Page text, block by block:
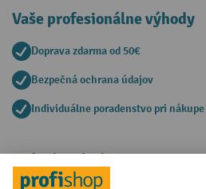
Vaše profesionálne výhody
Doprava zdarma od 50€
Bezpečná ochrana údajov
Individuálne poradenstvo pri nákupe
Spôsoby platby